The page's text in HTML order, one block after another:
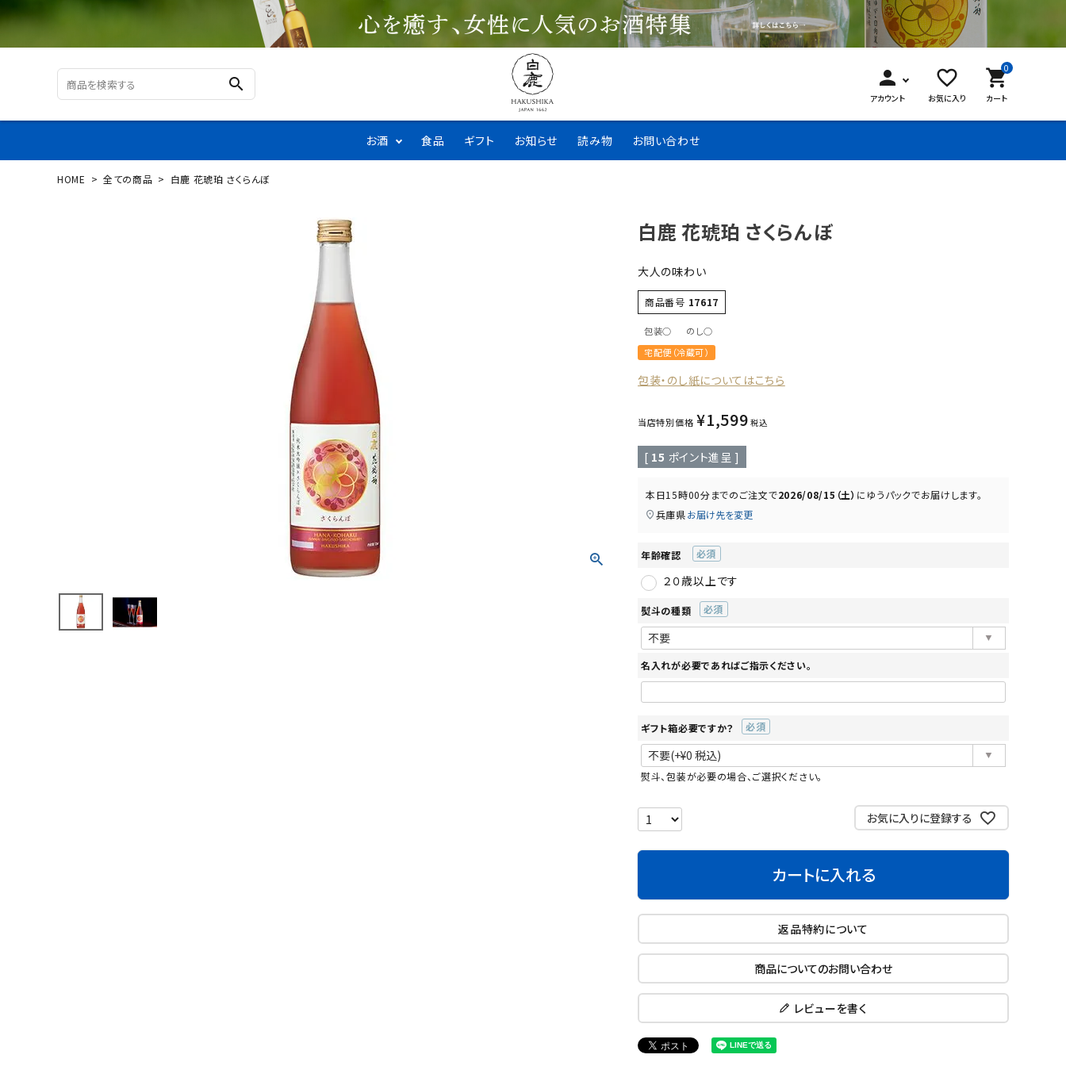
search person
アカウント
favorite_border
お気に入り
0
shopping_cart
カート
お酒 食品 ギフト お知らせ 読み物 お問い合わせ
ログイン 新規会員登録
HOME 全ての商品 白鹿 花琥珀 さくらんぼ
白鹿 花琥珀 さくらんぼ
大人の味わい
商品番号 17617
包装○
のし○
宅配便（冷蔵可）
包装・のし紙についてはこちら
当店特別価格 ¥1,599 税込
[ 15 ポイント進呈 ]
本日15時00分までのご注文で2026/08/15（土） に ゆうパックでお届けします。
兵庫県お届け先を変更
年齢確認
須)
２０歳以上です
熨斗の種類
(必
名入れが必要であればご指示ください。
ギフト箱必要ですか？
(必
熨斗、包装が必要の場合、ご選択ください。
お気に入りに登録する
カートに入れる
返品特約について
商品についてのお問い合わせ
レビューを書く